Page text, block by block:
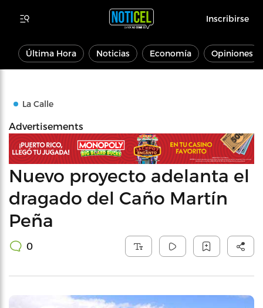
Inscribirse
Última Hora Noticias Economía Opiniones
La Calle
Advertisements
Nuevo proyecto adelanta el
dragado del Caño Martín
Peña
0